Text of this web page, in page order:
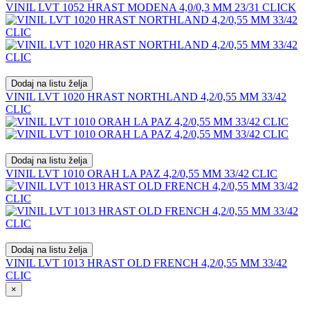
VINIL LVT 1052 HRAST MODENA 4,0/0,3 MM 23/31 CLICK
Dodaj na listu želja
VINIL LVT 1020 HRAST NORTHLAND 4,2/0,55 MM 33/42
CLIC
Dodaj na listu želja
VINIL LVT 1010 ORAH LA PAZ 4,2/0,55 MM 33/42 CLIC
Dodaj na listu želja
VINIL LVT 1013 HRAST OLD FRENCH 4,2/0,55 MM 33/42
CLIC
×